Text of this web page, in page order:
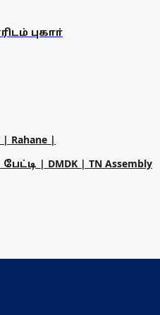
புகாா்
|
| DMDK | TN Assembly